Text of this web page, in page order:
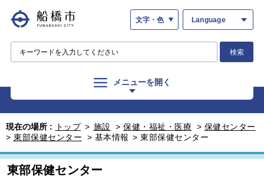
文字・色 Language
検索
メニューを開く
現在の場所 : トップ > 施設 > 保健・福祉・医療 > 保健センター
> 東部保健センター > 基本情報 > 東部保健センター
東部保健センター